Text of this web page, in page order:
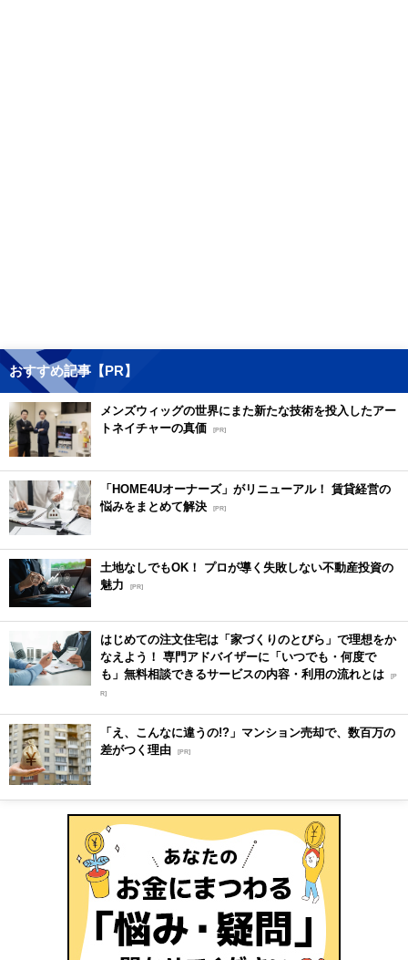
おすすめ記事【PR】
メンズウィッグの世界にまた新たな技術を投入したアー
トネイチャーの真価 [PR]
「HOME4Uオーナーズ」がリニューアル！ 賃貸経営の
悩みをまとめて解決 [PR]
土地なしでもOK！ プロが導く失敗しない不動産投資の
魅力
[PR]
はじめての注文住宅は「家づくりのとびら」で理想をか
なえよう！ 専門アドバイザーに「いつでも・何度で
も」無料相談できるサービスの内容・利用の流れとは [P
R]
「え、こんなに違うの!?」マンション売却で、数百万の
差がつく理由 [PR]